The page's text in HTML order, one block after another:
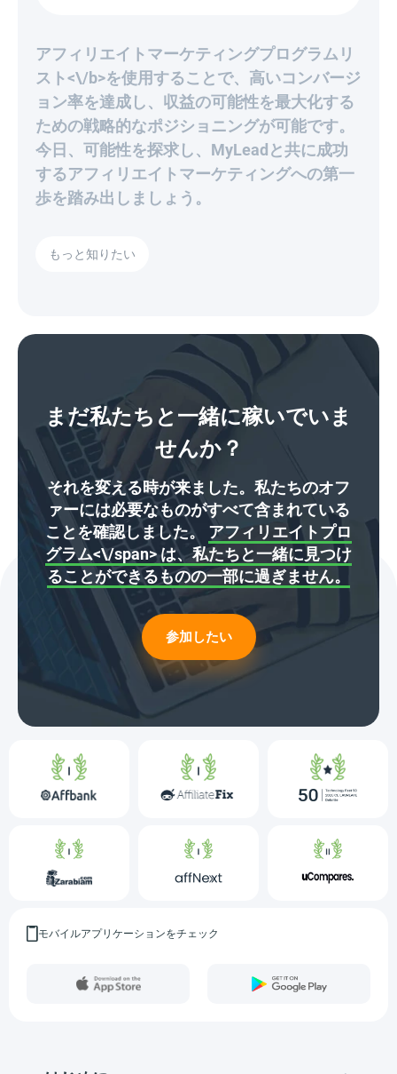
アフィリエイトマーケティングプログラムリ
スト<\/b>を使用することで、高いコンバージ
ョン率を達成し、収益の可能性を最大化する
ための戦略的なポジショニングが可能です。
今日、可能性を探求し、MyLeadと共に成功
するアフィリエイトマーケティングへの第一
歩を踏み出しましょう。
もっと知りたい
まだ私たちと一緒に稼いでいま
せんか？
それを変える時が来ました。私たちのオフ
ァーには必要なものがすべて含まれている
ことを確認しました。 アフィリエイトプロ
グラム<\/span> は、私たちと一緒に見つけ
ることができるものの一部に過ぎません。
参加したい
モバイルアプリケーションをチェック